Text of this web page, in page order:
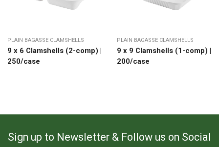
PLAIN BAGASSE CLAMSHELLS
9 x 6 Clamshells (2-comp) |
250/case
PLAIN BAGASSE CLAMSHELLS
9 x 9 Clamshells (1-comp) |
200/case
Sign up to Newsletter & Follow us on Social